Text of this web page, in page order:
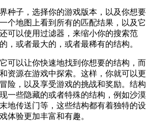
种子，选择你的游戏版本，以及你想要
个地图上看到所有的匹配结果，以及它
可以使用过滤器，来缩小你的搜索范
，或者最大的，或者最稀有的结构。
可以让你快速地找到你想要的结构，而
资源在游戏中探索。这样，你就可以更
险，以及享受游戏的挑战和奖励。结构
一些隐藏的或者特殊的结构，例如沙漠
地传送门等，这些结构都有着独特的设
体验更加丰富和有趣。